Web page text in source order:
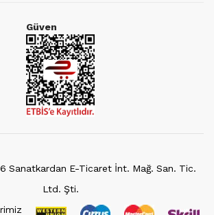
Güven
Sanatkardan E-Ticaret İnt. Mağ. San. Tic.
Ltd. Şti.